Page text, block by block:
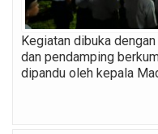
Kegiatan dibuka
dan pendamping
dipandu oleh kepala